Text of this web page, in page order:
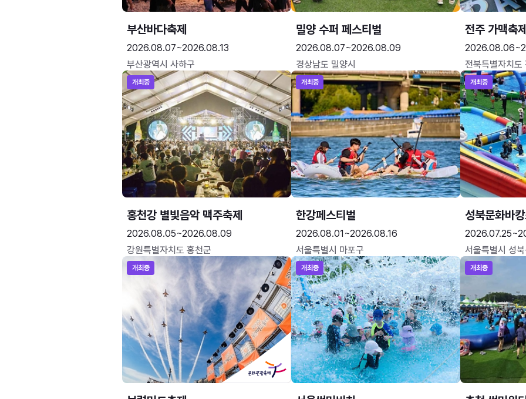
부산바다축제
2026.08.07~2026.08.13
부산광역시 사하구
밀양 수퍼 페스티벌
2026.08.07~2026.08.09
경상남도 밀양시
전주 가맥축
전북특별자치도
개최중
홍천강 별빛음악 맥주축제
2026.08.05~2026.08.09
강원특별자치도 홍천군
개최중
한강페스티벌
2026.08.01~2026.08.16
서울특별시 마포구
개최중
성북문화바
서울특별시 성
개최중 개최중 개최중